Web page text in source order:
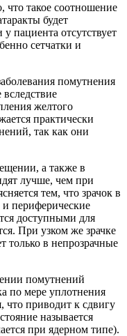
что такое соотношение
будет
у пациента отсутствует
сетчатки и
помутнения
вследствие
желтого
практически
так как они
а также в
лучше, чем при
тем, что зрачок в
и периферические
доступными для
При узком же зрачке
только в непрозрачные
помутнений
по мере уплотнения
что приводит к сдвигу
называется
при ядерном типе).